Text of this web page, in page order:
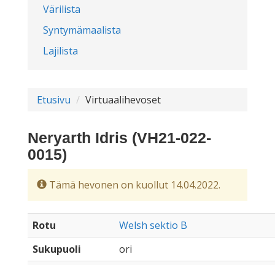
Värilista
Syntymämaalista
Lajilista
Etusivu Virtuaalihevoset
Neryarth Idris (VH21-022-
0015)
Tämä hevonen on kuollut 14.04.2022.
Rotu
Welsh sektio B
Sukupuoli
ori